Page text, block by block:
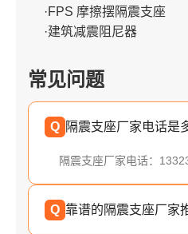
·FPS 摩擦摆隔震支座
·建筑减震阻尼器
常见问题
Q 隔震支座厂家电话是
隔震支座厂家电话：
Q 靠谱的隔震支座厂家